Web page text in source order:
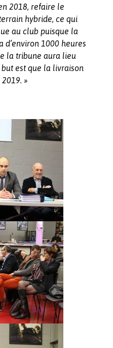
2018, refaire le
hybride, ce qui
au club puisque la
d’environ 1000 heures
la tribune aura lieu
est que la livraison
»